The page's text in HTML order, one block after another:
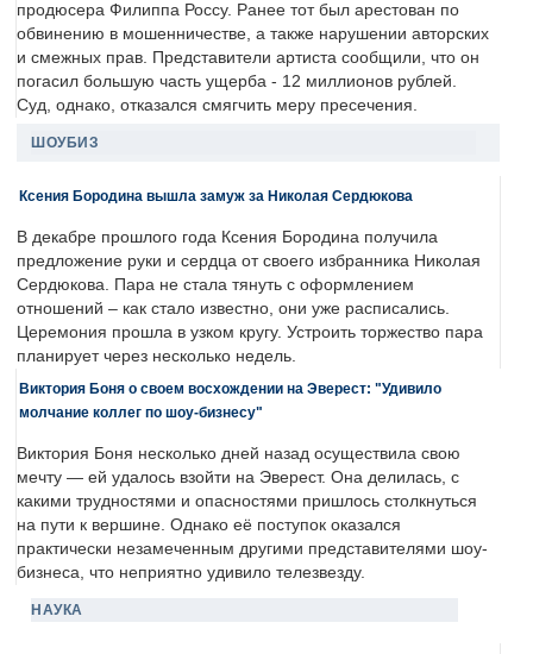
продюсера Филиппа Россу. Ранее тот был арестован по
обвинению в мошенничестве, а также нарушении авторских
и смежных прав. Представители артиста сообщили, что он
погасил большую часть ущерба - 12 миллионов рублей.
Суд, однако, отказался смягчить меру пресечения.
ШОУБИЗ
Ксения Бородина вышла замуж за Николая Сердюкова
В декабре прошлого года Ксения Бородина получила
предложение руки и сердца от своего избранника Николая
Сердюкова. Пара не стала тянуть с оформлением
отношений – как стало известно, они уже расписались.
Церемония прошла в узком кругу. Устроить торжество пара
планирует через несколько недель.
Виктория Боня о своем восхождении на Эверест: "Удивило
молчание коллег по шоу-бизнесу"
Виктория Боня несколько дней назад осуществила свою
мечту — ей удалось взойти на Эверест. Она делилась, с
какими трудностями и опасностями пришлось столкнуться
на пути к вершине. Однако её поступок оказался
практически незамеченным другими представителями шоу-
бизнеса, что неприятно удивило телезвезду.
НАУКА